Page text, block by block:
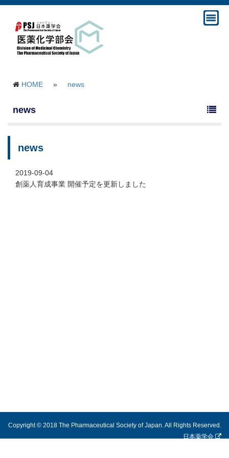
HOME » news
news
news
2019-09-04
創薬人育成事業 開催予定を更新しました
Copyright © 2018 The Pharmaceutical Society of Japan. All Rights Reserved.
日本薬学会